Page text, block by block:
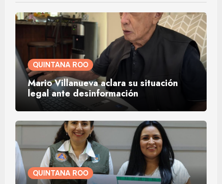
QUINTANA ROO
Mario Villanueva aclara su situación
legal ante desinformación
QUINTANA ROO